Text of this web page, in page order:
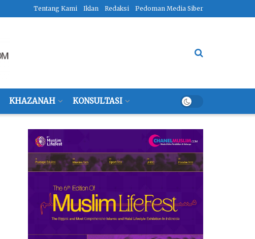
Tentang Kami Iklan Redaksi Pedoman Media Siber
KHAZANAH KONSULTASI